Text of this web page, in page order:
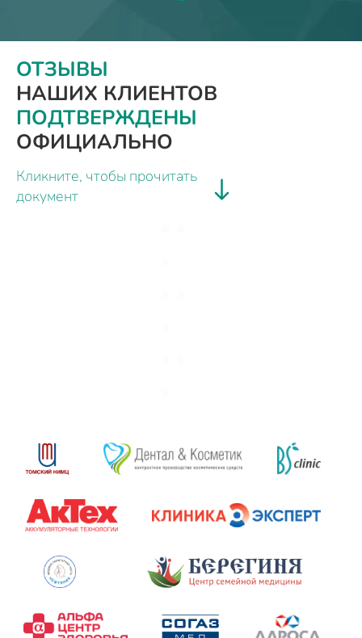
ОТЗЫВЫ
НАШИХ КЛИЕНТОВ
ПОДТВЕРЖДЕНЫ
ОФИЦИАЛЬНО
Кликните, чтобы прочитать
документ